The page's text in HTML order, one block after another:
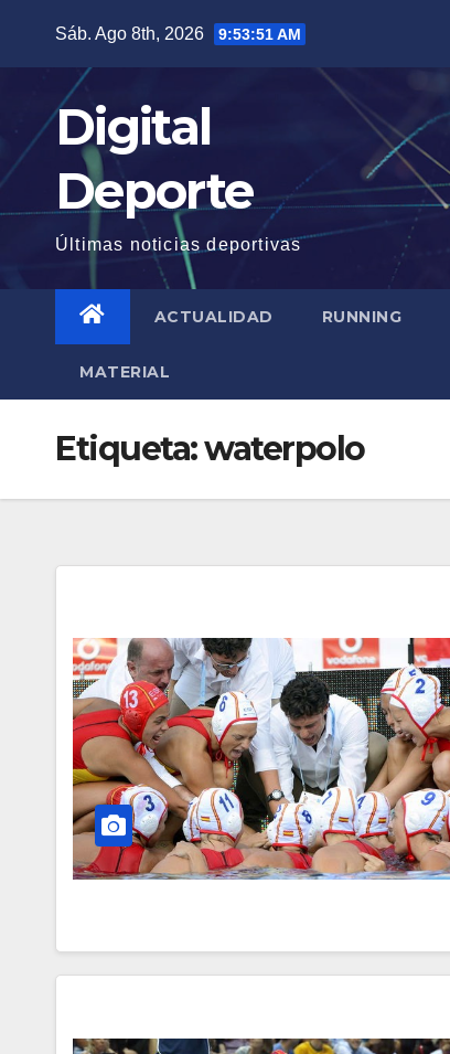
contenido
Sáb. Ago 8th, 2026 9:53:51 AM
Digital
Deporte
Últimas noticias deportivas
ACTUALIDAD RUNNING
MATERIAL
Etiqueta:waterpolo